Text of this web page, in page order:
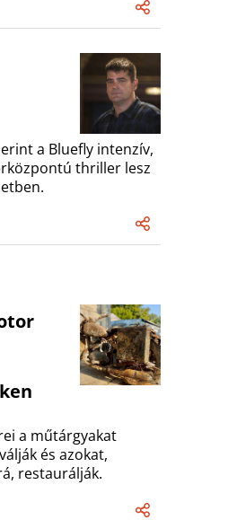
a Bluefly intenzív,
thriller lesz
a műtárgyakat
és azokat,
restaurálják.